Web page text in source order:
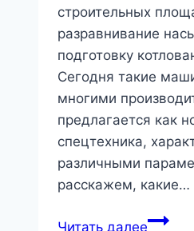
строительных
разравнивание
подготовку
Сегодня такие
многими
предлагается как
спецтехника,
различными
расскажем, какие…
Читать далее